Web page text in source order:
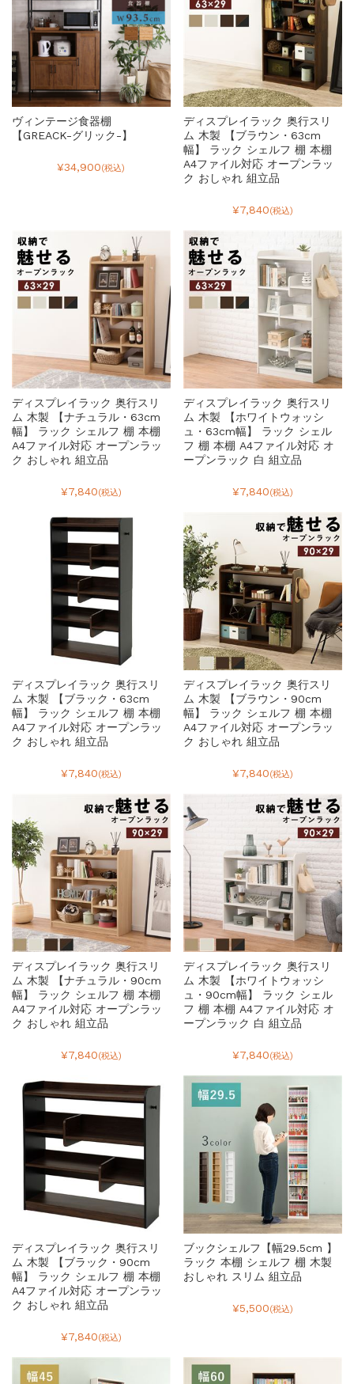
ヴィンテージ食器棚
【GREACK-グリック-】
¥34,900(税込)
ディスプレイラック 奥行スリ
ム 木製 【ブラウン・63cm
幅】 ラック シェルフ 棚 本棚
A4ファイル対応 オープンラッ
ク おしゃれ 組立品
¥7,840(税込)
ディスプレイラック 奥行スリ
ム 木製 【ナチュラル・63cm
幅】 ラック シェルフ 棚 本棚
A4ファイル対応 オープンラッ
ク おしゃれ 組立品
¥7,840(税込)
ディスプレイラック 奥行スリ
ム 木製 【ホワイトウォッシ
ュ・63cm幅】 ラック シェル
フ 棚 本棚 A4ファイル対応 オ
ープンラック 白 組立品
¥7,840(税込)
ディスプレイラック 奥行スリ
ム 木製 【ブラック・63cm
幅】 ラック シェルフ 棚 本棚
A4ファイル対応 オープンラッ
ク おしゃれ 組立品
¥7,840(税込)
ディスプレイラック 奥行スリ
ム 木製 【ブラウン・90cm
幅】 ラック シェルフ 棚 本棚
A4ファイル対応 オープンラッ
ク おしゃれ 組立品
¥7,840(税込)
ディスプレイラック 奥行スリ
ム 木製 【ナチュラル・90cm
幅】 ラック シェルフ 棚 本棚
A4ファイル対応 オープンラッ
ク おしゃれ 組立品
¥7,840(税込)
ディスプレイラック 奥行スリ
ム 木製 【ホワイトウォッシ
ュ・90cm幅】 ラック シェル
フ 棚 本棚 A4ファイル対応 オ
ープンラック 白 組立品
¥7,840(税込)
ディスプレイラック 奥行スリ
ム 木製 【ブラック・90cm
幅】 ラック シェルフ 棚 本棚
A4ファイル対応 オープンラッ
ク おしゃれ 組立品
¥7,840(税込)
ブックシェルフ【幅29.5cm 】
ラック 本棚 シェルフ 棚 木製
おしゃれ スリム 組立品
¥5,500(税込)